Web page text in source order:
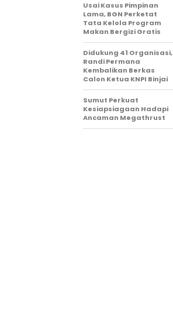
Usai Kasus Pimpinan
Lama, BGN Perketat
Tata Kelola Program
Makan Bergizi Gratis
Didukung 41 Organisasi,
Randi Permana
Kembalikan Berkas
Calon Ketua KNPI Binjai
Sumut Perkuat
Kesiapsiagaan Hadapi
Ancaman Megathrust